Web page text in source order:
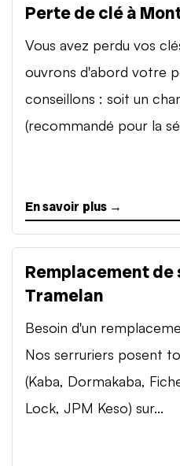
Perte de clé à
Vous avez perdu vos
ouvrons d'abord votre
conseillons : soit un
(recommandé pour la
En savoir plus →
Remplacement
Tramelan
Besoin d'un
Nos serruriers posent
(Kaba, Dormakaba,
Lock, JPM Keso) sur...